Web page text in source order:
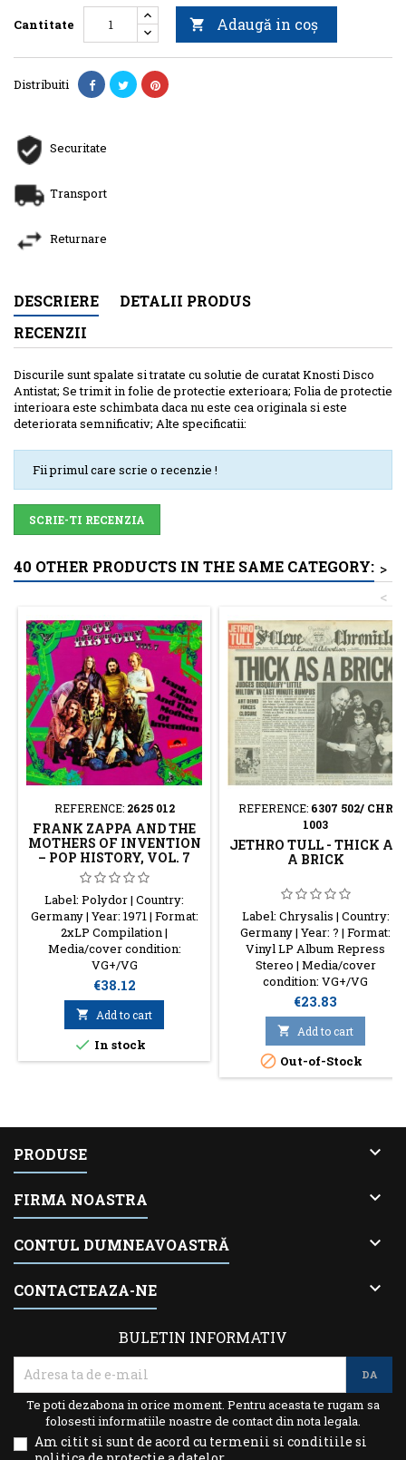
Cantitate  Adaugă in coş
Distribuiti
Securitate
Transport
Returnare
DESCRIERE
DETALII PRODUS
RECENZII
Discurile sunt spalate si tratate cu solutie de curatat Knosti Disco
Antistat; Se trimit in folie de protectie exterioara; Folia de protectie
interioara este schimbata daca nu este cea originala si este
deteriorata semnificativ; Alte specificatii:
Fii primul care scrie o recenzie !
SCRIE-TI RECENZIA
40 OTHER PRODUCTS IN THE SAME CATEGORY: >
<
REFERENCE: 2625 012
FRANK ZAPPA AND THE
MOTHERS OF INVENTION
– POP HISTORY, VOL. 7
Label: Polydor | Country:
Germany | Year: 1971 | Format:
2xLP Compilation |
Media/cover condition:
VG+/VG
Price
€38.12
 Add to cart
 In stock
REFERENCE: 6307 502/ CHR
1003
JETHRO TULL - THICK AS
A BRICK
Label: Chrysalis | Country:
Germany | Year: ? | Format:
Vinyl LP Album Repress
Stereo | Media/cover
condition: VG+/VG
Price
€23.83
 Add to cart
 Out-of-Stock
PRODUSE 
FIRMA NOASTRA 
CONTUL DUMNEAVOASTRĂ 
CONTACTEAZA-NE 
BULETIN INFORMATIV
Te poti dezabona in orice moment. Pentru aceasta te rugam sa
folosesti informatiile noastre de contact din nota legala.
Am citit si sunt de acord cu termenii si conditiile si